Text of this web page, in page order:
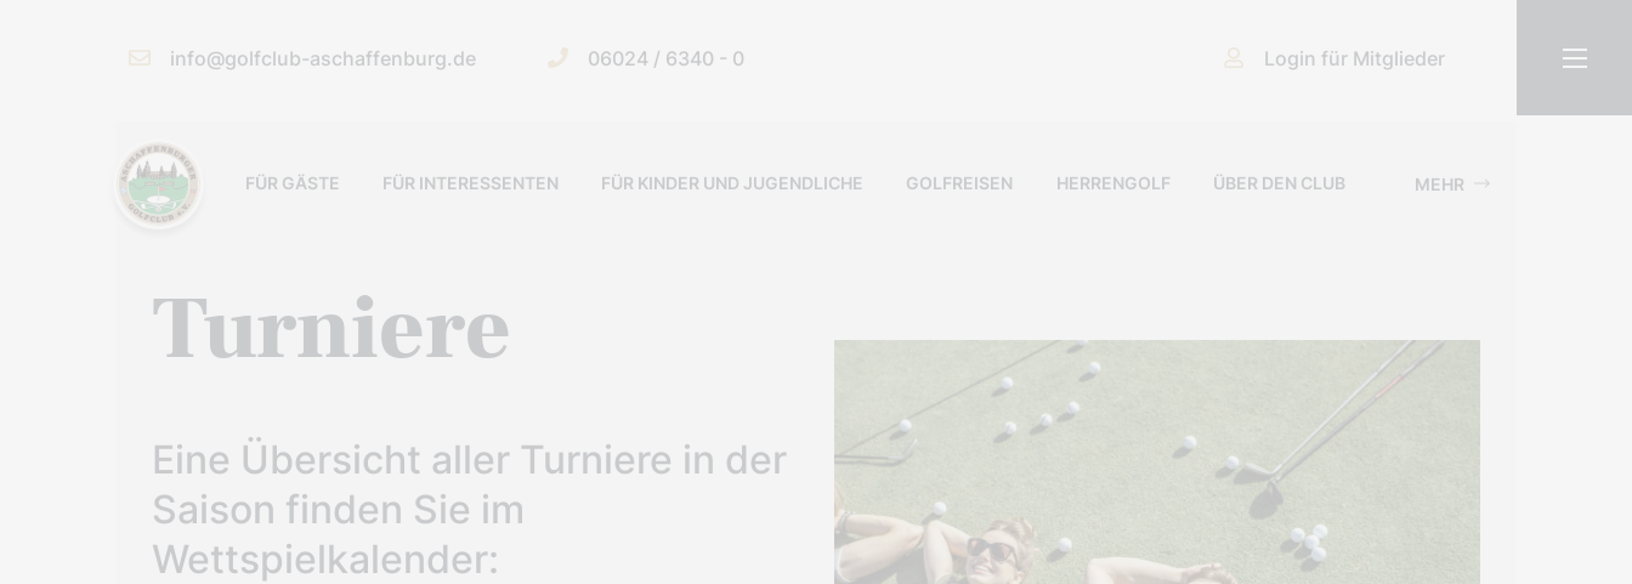
info@golfclub-aschaffenburg.de 06024 / 6340 - 0 Login für Mitglieder
FÜR GÄSTE FÜR INTERESSENTEN FÜR KINDER UND JUGENDLICHE GOLFREISEN HERRENGOLF ÜBER DEN CLUB MEHR
Turniere
Eine Übersicht aller Turniere in der
Saison finden Sie im
Wettspielkalender: